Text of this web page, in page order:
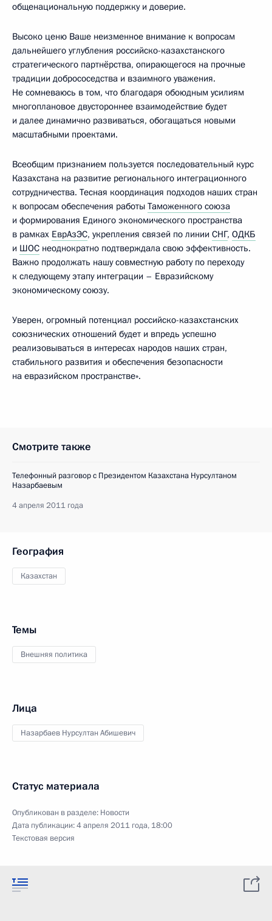
общенациональную поддержку и доверие.
Высоко ценю Ваше неизменное внимание к вопросам
дальнейшего углубления российско-казахстанского
стратегического партнёрства, опирающегося на прочные
традиции добрососедства и взаимного уважения.
Не сомневаюсь в том, что благодаря обоюдным усилиям
многоплановое двустороннее взаимодействие будет
и далее динамично развиваться, обогащаться новыми
масштабными проектами.
Всеобщим признанием пользуется последовательный курс
Казахстана на развитие регионального интеграционного
сотрудничества. Тесная координация подходов наших стран
к вопросам обеспечения работы Таможенного союза
и формирования Единого экономического пространства
в рамках ЕврАзЭС, укрепления связей по линии СНГ, ОДКБ
и ШОС неоднократно подтверждала свою эффективность.
Важно продолжать нашу совместную работу по переходу
к следующему этапу интеграции – Евразийскому
экономическому союзу.
Уверен, огромный потенциал российско-казахстанских
союзнических отношений будет и впредь успешно
реализовываться в интересах народов наших стран,
стабильного развития и обеспечения безопасности
на евразийском пространстве».
Смотрите также
Телефонный разговор с Президентом Казахстана Нурсултаном
Назарбаевым
4 апреля 2011 года
География
Казахстан
Темы
Внешняя политика
Лица
Назарбаев Нурсултан Абишевич
Статус материала
Опубликован в разделе: Новости
Дата публикации:4 апреля 2011 года, 18:00
Текстовая версия